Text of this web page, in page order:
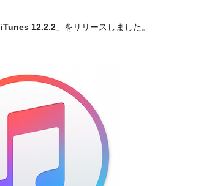
iTunes 12.2.2 」をリリースしました。